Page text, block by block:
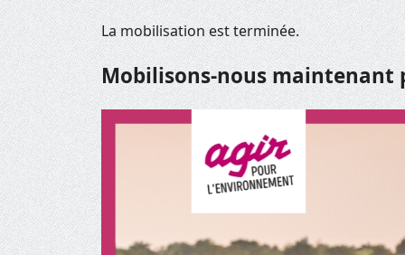
La mobilisation est terminée.
Mobilisons-nous maintenant